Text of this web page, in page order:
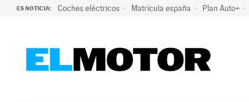
ES NOTICIA: Coches eléctricos Matrícula españa Plan Auto+